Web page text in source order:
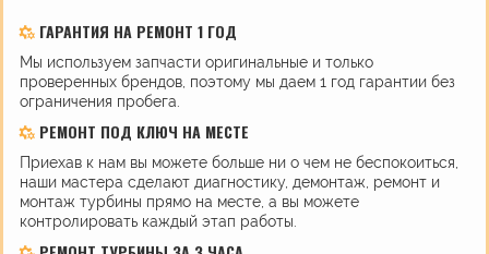
ГАРАНТИЯ НА РЕМОНТ 1 ГОД
Мы используем запчасти оригинальные и только
проверенных брендов, поэтому мы даем 1 год гарантии без
ограничения пробега.
РЕМОНТ ПОД КЛЮЧ НА МЕСТЕ
Приехав к нам вы можете больше ни о чем не беспокоиться,
наши мастера сделают диагностику, демонтаж, ремонт и
монтаж турбины прямо на месте, а вы можете
контролировать каждый этап работы.